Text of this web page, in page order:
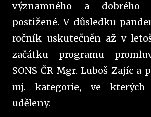
významného a dobrého
postižené. V důsledku
ročník uskutečněn až v
začátku programu
SONS ČR Mgr. Luboš Zajíc a
mj. kategorie, ve kterých
uděleny: